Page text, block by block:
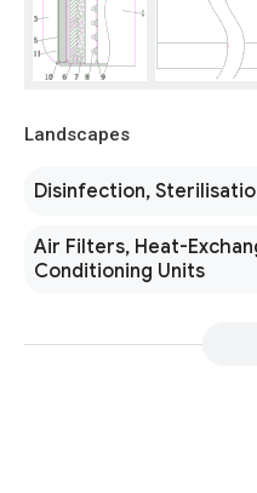
Landscapes
Disinfection,
Air Filters, Heat-
Conditioning Units